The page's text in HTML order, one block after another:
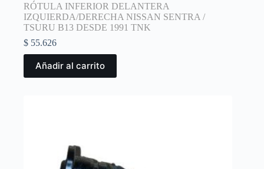
RÓTULA INFERIOR DELANTERA
IZQUIERDA/DERECHA NISSAN SENTRA /
TSURU B13 DESDE 1991 TNK
$ 55.626
Añadir al carrito